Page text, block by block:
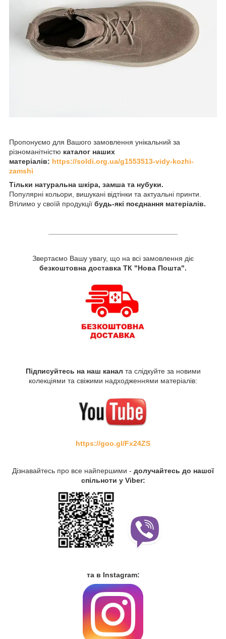
Пропонуємо для Вашого замовлення унікальний за
різноманітністю каталог наших
матеріалів: https://soldi.org.ua/g1553513-vidy-kozhi-
zamshi
Тільки натуральна шкіра, замша та нубуки.
Популярні кольори, вишукані відтінки та актуальні принти.
Втілимо у своїй продукції будь-які поєднання матеріалів.
Звертаємо Вашу увагу, що на всі замовлення діє
безкоштовна доставка ТК "Нова Пошта".
Підписуйтесь на наш канал та слідкуйте за новими
колекціями та свіжими надходженнями матеріалів:
https://goo.gl/Fx24ZS
Дізнавайтесь про все найпершими - долучайтесь до нашої
спільноти у Viber:
та в Instagram: